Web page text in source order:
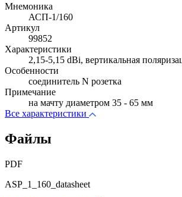
Мнемоника
АСП-1/160
Артикул
99852
Характеристики
2,15-5,15 dBi, вертикальная
Особенности
соединитель N розетка
Примечание
на мачту диаметром 35 - 65 мм
Все характеристики
Файлы
PDF
ASP_1_160_datasheet